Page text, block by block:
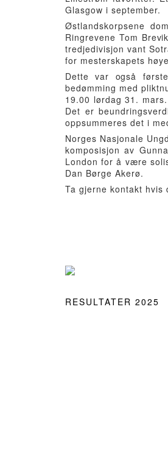
Glasgow i september.
Østlandskorpsene
Ringrevene Tom
tredjedivisjon vant
for mesterskapets
Dette var også
bedømming med
19.00 lørdag 31.
Det er
oppsummeres det i
Norges Nasjonale
komposisjon av
London for å være
Dan Børge Akerø.
Ta gjerne kontakt hvis
RESULTATER 2025